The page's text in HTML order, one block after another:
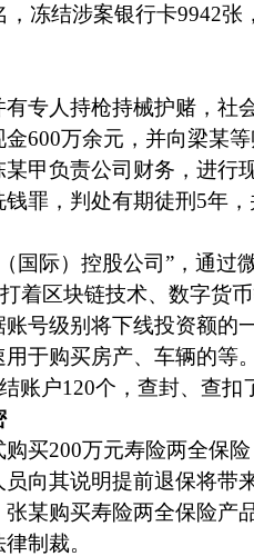
，冻结涉案银行卡9942张
专人持枪持械护赌，
金600万余元，并向梁某
甲负责公司财务，进
罪，判处有期徒刑 5年，
国际）控股公司”，通过
着区块链技术、数字
号级别将下线投资额的
于购买房产、车辆的等
账户120个，查封、查扣
购买200万元寿险两全保
向其说明提前退保将
某购买寿险两全保险产
制裁。